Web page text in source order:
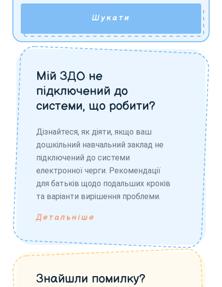
Шукати
Мій ЗДО не
підключений до
системи, що робити?
Дізнайтеся, як діяти, якщо ваш
дошкільний навчальний заклад не
підключений до системи
електронної черги. Рекомендації
для батьків щодо подальших кроків
та варіанти вирішення проблеми.
Детальніше
Знайшли помилку?